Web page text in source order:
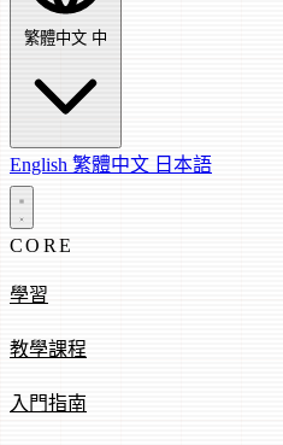
繁體中文 中
English 繁體中文 日本語
CORE
學習
教學課程
入門指南